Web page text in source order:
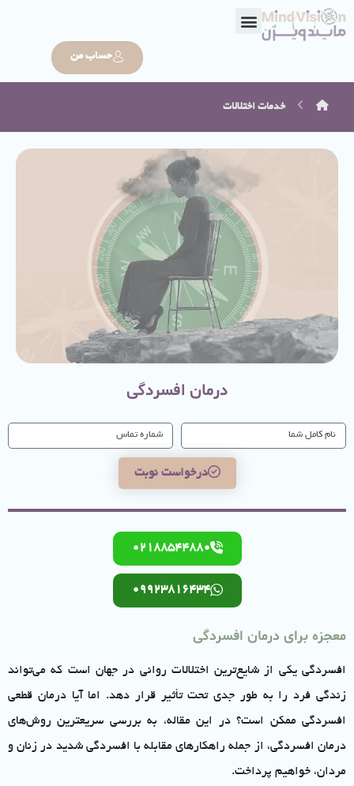
حساب من
خدمات اختلالات
درمان افسردگی
درخواست نوبت
02188544880
09923816434
معجزه برای درمان افسردگی
افسردگی یکی از شایع‌ترین اختلالات روانی در جهان است که می‌تواند
زندگی فرد را به طور جدی تحت تأثیر قرار دهد. اما آیا درمان قطعی
افسردگی ممکن است؟ در این مقاله، به بررسی سریعترین روش‌های
درمان افسردگی، از جمله راهکارهای مقابله با افسردگی شدید در زنان و
مردان، خواهیم پرداخت.